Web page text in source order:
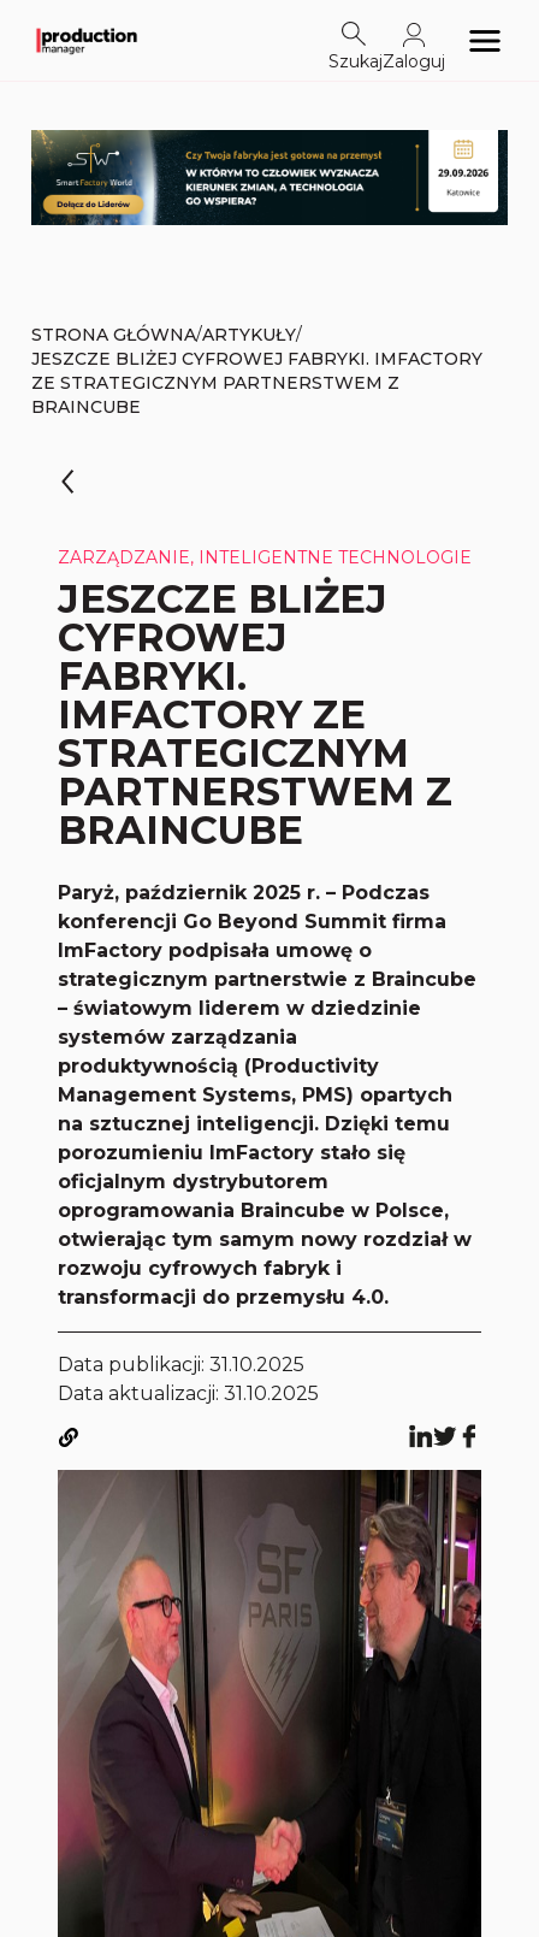
SzukajZaloguj
STRONA GŁÓWNA/ARTYKUŁY/
JESZCZE BLIŻEJ CYFROWEJ FABRYKI. IMFACTORY
ZE STRATEGICZNYM PARTNERSTWEM Z
BRAINCUBE
ZARZĄDZANIE, INTELIGENTNE TECHNOLOGIE
JESZCZE BLIŻEJ
CYFROWEJ
FABRYKI.
IMFACTORY ZE
STRATEGICZNYM
PARTNERSTWEM Z
BRAINCUBE
Paryż, październik 2025 r. – Podczas
konferencji Go Beyond Summit firma
ImFactory podpisała umowę o
strategicznym partnerstwie z Braincube
– światowym liderem w dziedzinie
systemów zarządzania
produktywnością (Productivity
Management Systems, PMS) opartych
na sztucznej inteligencji. Dzięki temu
porozumieniu ImFactory stało się
oficjalnym dystrybutorem
oprogramowania Braincube w Polsce,
otwierając tym samym nowy rozdział w
rozwoju cyfrowych fabryk i
transformacji do przemysłu 4.0.
Data publikacji:31.10.2025
Data aktualizacji: 31.10.2025